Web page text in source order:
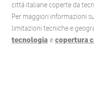
città italiane coperte da
Per maggiori informazioni
limitazioni tecniche e
tecnologia e copertura